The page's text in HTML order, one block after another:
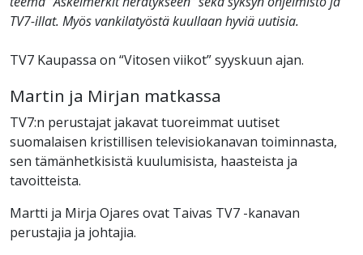
TV7-illat. Myös vankilatyöstä kuullaan hyviä uutisia.
TV7 Kaupassa on “Vitosen viikot” syyskuun ajan.
Martin ja Mirjan matkassa
TV7:n perustajat jakavat tuoreimmat uutiset
suomalaisen kristillisen televisiokanavan toiminnasta,
sen tämänhetkisistä kuulumisista, haasteista ja
tavoitteista.
Martti ja Mirja Ojares ovat Taivas TV7 -kanavan
perustajia ja johtajia.